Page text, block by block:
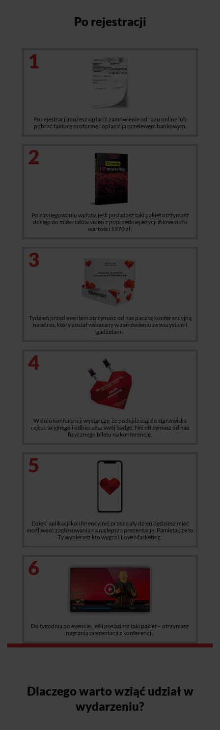
Po rejestracji
1
Po rejestracji możesz opłacić zamówienie od razu online lub
pobrać fakturę proformę i opłacić ją przelewem bankowym.
2
Po zaksięgowaniu wpłaty, jeśli posiadasz taki pakiet otrzymasz
dostęp do materiałów video z poprzedniej edycji #ilovemkt o
wartości 1970 zł.
3
Tydzień przed eventem otrzymasz od nas paczkę konferencyjną
na adres, który został wskazany w zamówieniu ze wszystkimi
gadżetami.
4
W dniu konferencji wystarczy, że podejdziesz do stanowiska
rejestracyjnego i odbierzesz swój badge. Nie otrzymasz od nas
fizycznego biletu na konferencję.
5
Dzięki aplikacji konferencyjnej przez cały dzień będziesz mieć
możliwość zagłosowania na najlepszą prezentację. Pamiętaj, że to
Ty wybierasz kto wygra I Love Marketing.
6
Do tygodnia po evencie, jeśli posiadasz taki pakiet – otrzymasz
nagrania prezentacji z konferencji.
Dlaczego warto wziąć udział w
wydarzeniu?